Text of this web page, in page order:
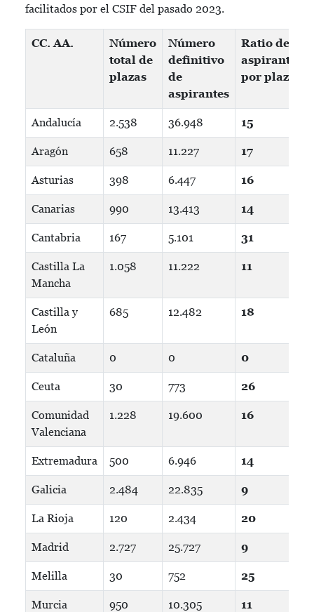
facilitados por el CSIF del pasado 2023.
CC. AA.
Número
total de
plazas
Número
definitivo
de
aspirantes
Ratio de
aspirantes
por plaza
Andalucía 2.538 36.948 15
Aragón 658 11.227 17
Asturias 398 6.447 16
Canarias 990 13.413 14
Cantabria 167 5.101 31
Castilla La
Mancha
1.058 11.222 11
Castilla y
León
685 12.482 18
Cataluña 0 0 0
Ceuta 30 773 26
Comunidad
Valenciana
1.228 19.600 16
Extremadura 500 6.946 14
Galicia 2.484 22.835 9
La Rioja 120 2.434 20
Madrid 2.727 25.727 9
Melilla 30 752 25
Murcia 950 10.305 11